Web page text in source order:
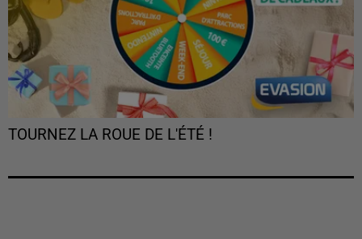
TOURNEZ LA ROUE DE L'ÉTÉ !